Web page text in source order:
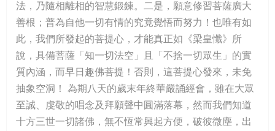
法，乃隨相離相的智慧鍛鍊。二是，願意修習菩薩廣大
善根；普為自他一切有情的究竟覺悟而努力！也唯有如
此，我們所發起的菩提心，才能真正如《梁皇懺》所
說，具備菩薩「知一切法空」且「不捨一切眾生」的實
質內涵，而早日趣佛菩提！否則，這菩提心發來，未免
抽象空洞！ 為期八天的歲末年終華嚴誦經會，雖在大眾
至誠、虔敬的唱念及拜願聲中圓滿落幕，然而我們知道
十方三世一切諸佛，無不恆常興起方便，破彼微塵，出